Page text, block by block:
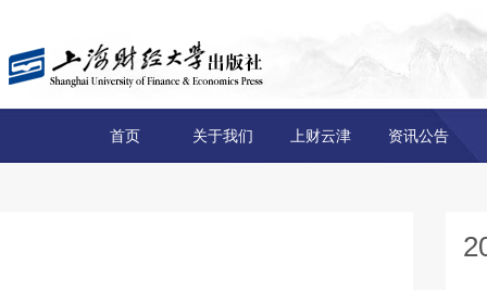
首页 关于我们 上财云津 资讯公告